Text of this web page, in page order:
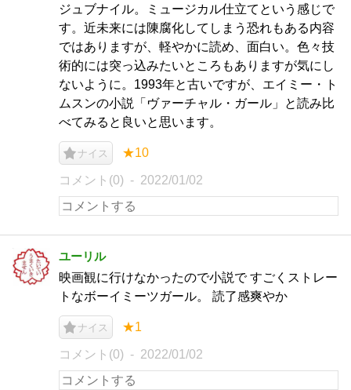
ジュブナイル。ミュージカル仕立てという感じで
す。近未来には陳腐化してしまう恐れもある内容
ではありますが、軽やかに読め、面白い。色々技
術的には突っ込みたいところもありますが気にし
ないように。1993年と古いですが、エイミー・ト
ムスンの小説「ヴァーチャル・ガール」と読み比
べてみると良いと思います。
ナイス ★10
コメント(0) 2022/01/02
ユーリル
映画観に行けなかったので小説で すごくストレー
トなボーイミーツガール。 読了感爽やか
ナイス ★1
コメント(0) 2022/01/02